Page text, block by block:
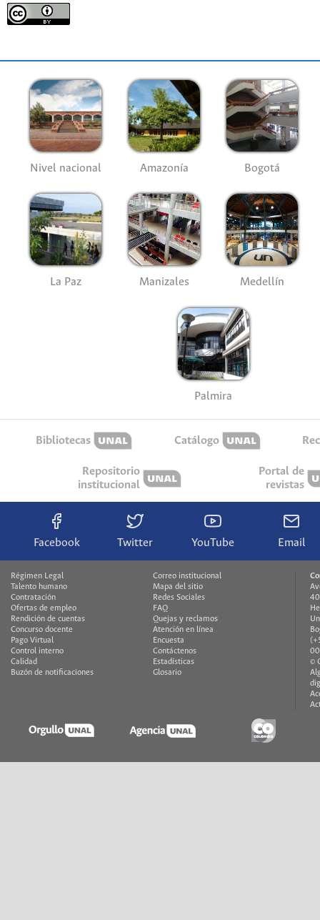
Nivel nacional Amazonía Bogotá
La Paz Manizales Medellín
Palmira
Bibliotecas Catálogo
Repositorio
institucional
Portal de
revistas
Facebook Twitter YouTube Email
Régimen Legal
Talento humano
Contratación
Ofertas de empleo
Rendición de cuentas
Concurso docente
Pago Virtual
Control interno
Calidad
Buzón de notificaciones
Correo institucional
Mapa del sitio
Redes Sociales
FAQ
Quejas y reclamos
Atención en línea
Encuesta
Contáctenos
Estadísticas
Glosario
©